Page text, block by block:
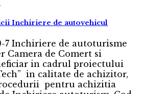
Inchiriere de autovehicul
7 Inchiriere de autoturisme
Camera de Comert si
in cadrul proiectului
in calitate de achizitor,
pentru achizitia